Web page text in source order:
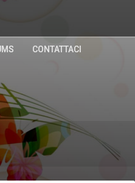
CONTATTACI